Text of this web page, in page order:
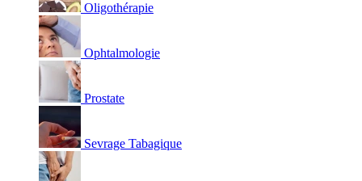
Oligothérapie
Ophtalmologie
Prostate
Sevrage Tabagique